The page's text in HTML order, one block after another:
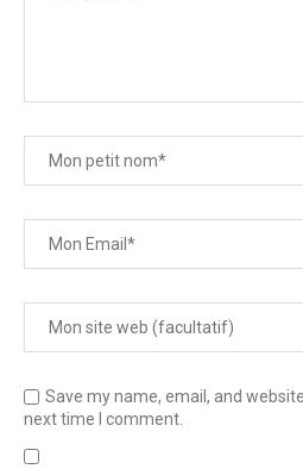
Save my name, email, and
next time I comment.